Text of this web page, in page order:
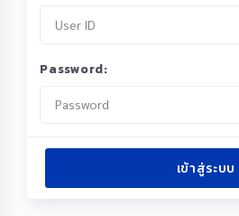
Password:
เข้าสู่ระบบ